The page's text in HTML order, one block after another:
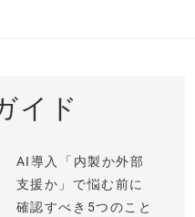
イド
AI導入「内製か外部
支援か」で悩む前に
確認すべき5つのこと